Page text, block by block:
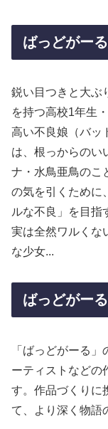
ばっどがー
鋭い目つきと大ぶ
を持つ高校1年生
高い不良娘（バッ
は、根っからのい
ナ・水鳥亜鳥のこ
の気を引くために
ルな不良」を目指
実は全然ワルくな
な少女...
ばっどがー
「ばっどがーる
ーティストなどの
す。作品づくりに
て、より深く物語